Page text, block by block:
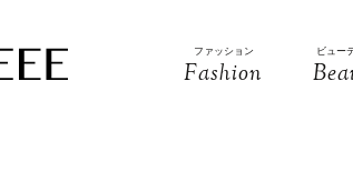
ファッション
Fashion
ビュー